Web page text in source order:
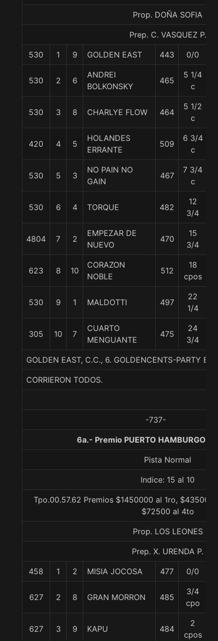
Prop. DOÑA SOFIA
Prep. C. VASQUEZ P.
530 1 9 GOLDEN EAST 443 0/0
530 2 6
ANDREI
BOLKONSKY
465
5 1/4
c
530 3 8 CHARLYE FLOW 464
5 1/2
c
420 4 5
HOLANDES
ERRANTE
509
6 3/4
c
530 5 3
NO PAIN NO
GAIN
467
7 3/4
c
530 6 4 TORQUE 482
12
3/4
4804 7 2
EMPEZAR DE
NUEVO
470
15
3/4
623 8 10
CORAZON
NOBLE
512
18
cpos
530 9 1 MALDOTTI 497
22
1/4
305 10 7
CUARTO
MENGUANTE
475
24
3/4
GOLDEN EAST, C.C., 6. GOLDENCENTS-PARTY
CORRIERON TODOS.
-737-
6a.- Premio PUERTO HAMBURGO,
Pista Normal
Indice: 15 al 10
Tpo.00.57.62 Premios $1450000 al 1ro,
$72500 al 4to
Prop. LOS LEONES
Prep. X. URENDA P.
458 1 2 MISIA JOCOSA 477 0/0
627 2 8 GRAN MORRON 485
3/4
cpo
627 3 9 KAPU 484
2
cpos